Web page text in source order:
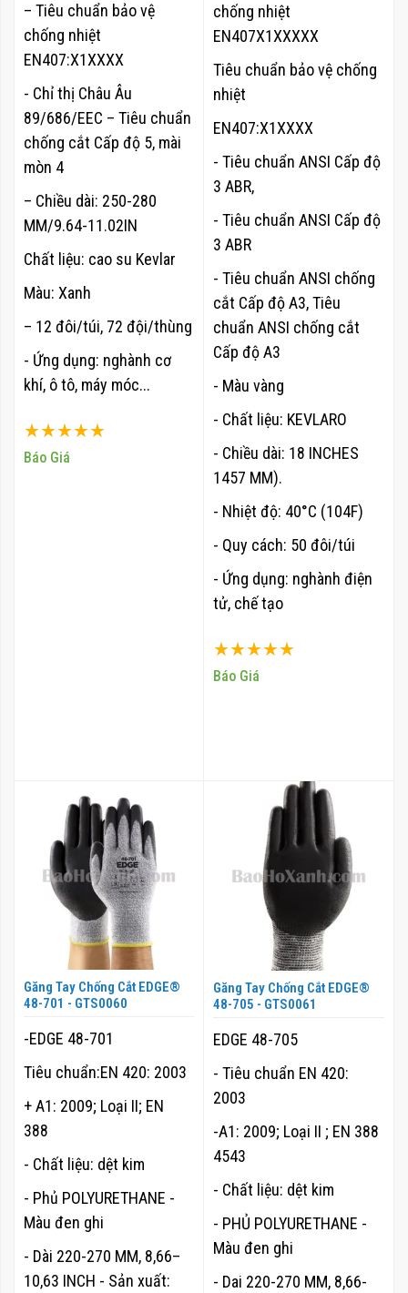
Xếp hạng:
100%
Báo Giá
– Tiêu chuẩn bảo vệ
chống nhiệt
EN407:X1XXXX
- Chỉ thị Châu Âu
89/686/EEC – Tiêu chuẩn
chống cắt Cấp độ 5, mài
mòn 4
– Chiều dài: 250-280
MM/9.64-11.02IN
Chất liệu: cao su Kevlar
Màu: Xanh
– 12 đôi/túi, 72 đội/thùng
- Ứng dụng: nghành cơ
khí, ô tô, máy móc...
Xếp hạng:
100%
Báo Giá
chống nhiệt
EN407X1XXXXX
Tiêu chuẩn bảo vệ chống
nhiệt
EN407:X1XXXX
- Tiêu chuẩn ANSI Cấp độ
3 ABR,
- Tiêu chuẩn ANSI Cấp độ
3 ABR
- Tiêu chuẩn ANSI chống
cắt Cấp độ A3, Tiêu
chuẩn ANSI chống cắt
Cấp độ A3
- Màu vàng
- Chất liệu: KEVLARO
- Chiều dài: 18 INCHES
1457 MM).
- Nhiệt độ: 40°C (104F)
- Quy cách: 50 đôi/túi
- Ứng dụng: nghành điện
tử, chế tạo
Găng Tay Chống Cắt EDGE®
48-701 - GTS0060
-EDGE 48-701
Tiêu chuẩn:EN 420: 2003
+ A1: 2009; Loại II; EN
388
- Chất liệu: dệt kim
- Phủ POLYURETHANE -
Màu đen ghi
- Dài 220-270 MM, 8,66–
10,63 INCH - Sản xuất:
Găng Tay Chống Cắt EDGE®
48-705 - GTS0061
EDGE 48-705
- Tiêu chuẩn EN 420:
2003
-A1: 2009; Loại II ; EN 388
4543
- Chất liệu: dệt kim
- PHỦ POLYURETHANE -
Màu đen ghi
- Dai 220-270 MM, 8,66-